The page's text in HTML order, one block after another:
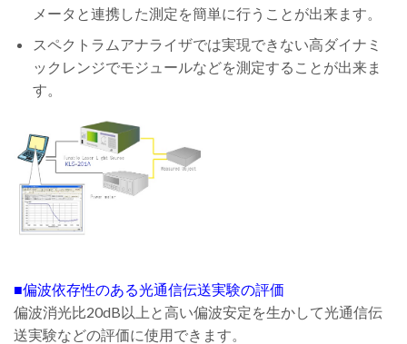
メータと連携した測定を簡単に行うことが出来ます。
スペクトラムアナライザでは実現できない高ダイナミ
ックレンジでモジュールなどを測定することが出来ま
す。
■偏波依存性のある光通信伝送実験の評価
偏波消光比20dB以上と高い偏波安定を生かして光通信伝
送実験などの評価に使用できます。